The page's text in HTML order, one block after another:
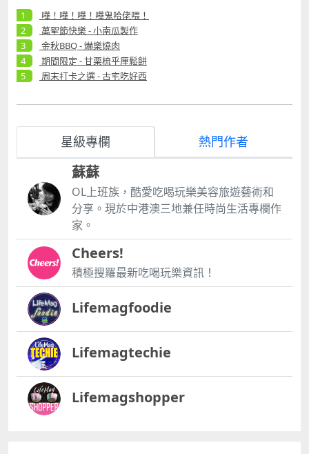
嘩！嘩！嘩！嘩鬼哈佬喂！
萬聖節快樂 - 小南瓜製作
金秋BBQ - 爀樂燒肉
期間限定 - 甘栗梳乎厘鬆餅
周末打卡之選 - 古宅吃好西
星級專欄 熱門作者
蘇蘇
OL上班族，酷愛吃喝玩樂美容旅遊藝術和
分享。現於中港澳三地兼任時尚生活專欄作
家。
Cheers!
積極搜羅最新吃喝玩樂資訊！
Lifemagfoodie
Lifemagtechie
Lifemagshopper